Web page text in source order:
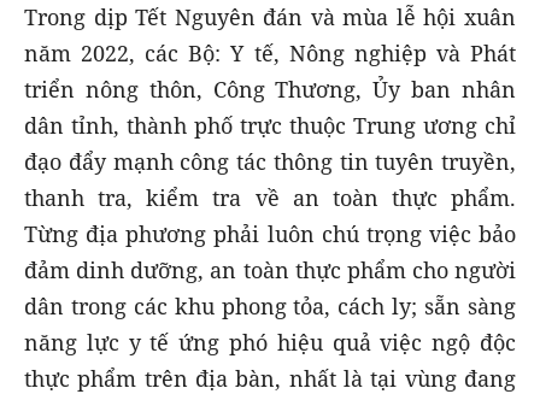
Trong dịp Tết Nguyên đán và mùa lễ hội xuân
năm 2022, các Bộ: Y tế, Nông nghiệp và Phát
triển nông thôn, Công Thương, Ủy ban nhân
dân tỉnh, thành phố trực thuộc Trung ương chỉ
đạo đẩy mạnh công tác thông tin tuyên truyền,
thanh tra, kiểm tra về an toàn thực phẩm.
Từng địa phương phải luôn chú trọng việc bảo
đảm dinh dưỡng, an toàn thực phẩm cho người
dân trong các khu phong tỏa, cách ly; sẵn sàng
năng lực y tế ứng phó hiệu quả việc ngộ độc
thực phẩm trên địa bàn, nhất là tại vùng đang